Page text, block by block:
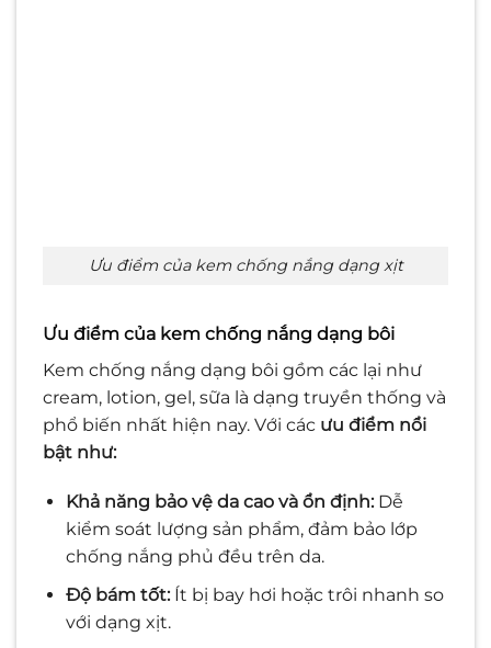
Ưu điểm của kem chống nắng dạng xịt
Ưu điểm của kem chống nắng dạng bôi
Kem chống nắng dạng bôi gồm các lại như
cream, lotion, gel, sữa là dạng truyền thống và
phổ biến nhất hiện nay. Với các ưu điểm nổi
bật như:
Khả năng bảo vệ da cao và ổn định:Dễ
kiểm soát lượng sản phẩm, đảm bảo lớp
chống nắng phủ đều trên da.
Độ bám tốt:Ít bị bay hơi hoặc trôi nhanh so
với dạng xịt.